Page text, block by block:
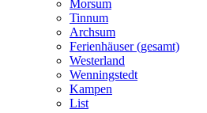
Morsum
Tinnum
Archsum
Ferienhäuser (gesamt)
Westerland
Wenningstedt
Kampen
List